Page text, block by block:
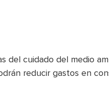
del cuidado del medio
reducir gastos en